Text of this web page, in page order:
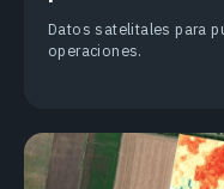
Datos satelitales para
operaciones.